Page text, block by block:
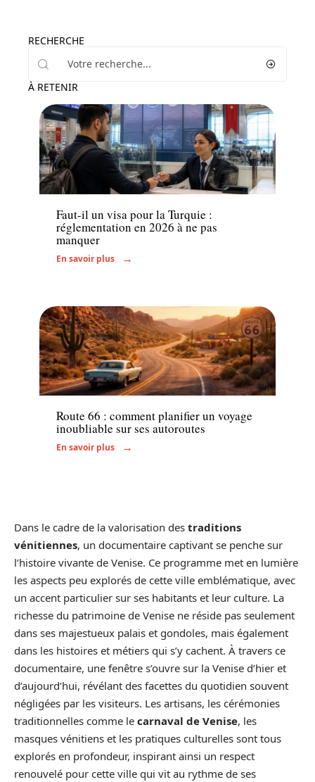
RECHERCHE
À RETENIR
Actu
Faut-il un visa pour la Turquie :
réglementation en 2026 à ne pas
manquer
En savoir plus
Actu
Route 66 : comment planifier un voyage
inoubliable sur ses autoroutes
En savoir plus
Dans le cadre de la valorisation des traditions
vénitiennes, un documentaire captivant se penche sur
l’histoire vivante de Venise. Ce programme met en lumière
les aspects peu explorés de cette ville emblématique, avec
un accent particulier sur ses habitants et leur culture. La
richesse du patrimoine de Venise ne réside pas seulement
dans ses majestueux palais et gondoles, mais également
dans les histoires et métiers qui s’y cachent. À travers ce
documentaire, une fenêtre s’ouvre sur la Venise d’hier et
d’aujourd’hui, révélant des facettes du quotidien souvent
négligées par les visiteurs. Les artisans, les cérémonies
traditionnelles comme le carnaval de Venise, les
masques vénitiens et les pratiques culturelles sont tous
explorés en profondeur, inspirant ainsi un respect
renouvelé pour cette ville qui vit au rythme de ses